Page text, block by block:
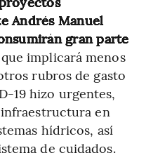
Andrés Manuel
gran parte
implicará menos
rubros de gasto
19 hizo urgentes,
en
hídricos, así
de cuidados.